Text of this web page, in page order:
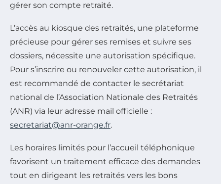
gérer son compte retraité.
L’accès au kiosque des retraités, une plateforme
précieuse pour gérer ses remises et suivre ses
dossiers, nécessite une autorisation spécifique.
Pour s’inscrire ou renouveler cette autorisation, il
est recommandé de contacter le secrétariat
national de l’Association Nationale des Retraités
(ANR) via leur adresse mail officielle :
secretariat@anr-orange.fr.
Les horaires limités pour l’accueil téléphonique
favorisent un traitement efficace des demandes
tout en dirigeant les retraités vers les bons